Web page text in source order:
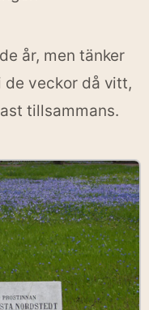
år, men tänker
de veckor då vitt,
tillsammans.